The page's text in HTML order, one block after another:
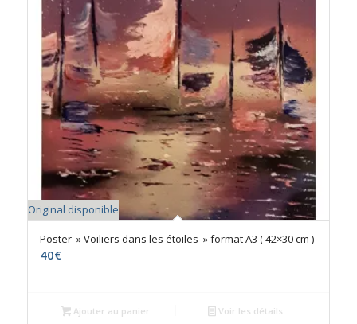
Original disponible
Poster » Voiliers dans les étoiles » format A3 ( 42×30 cm )
40€
Ajouter au panier Voir les détails